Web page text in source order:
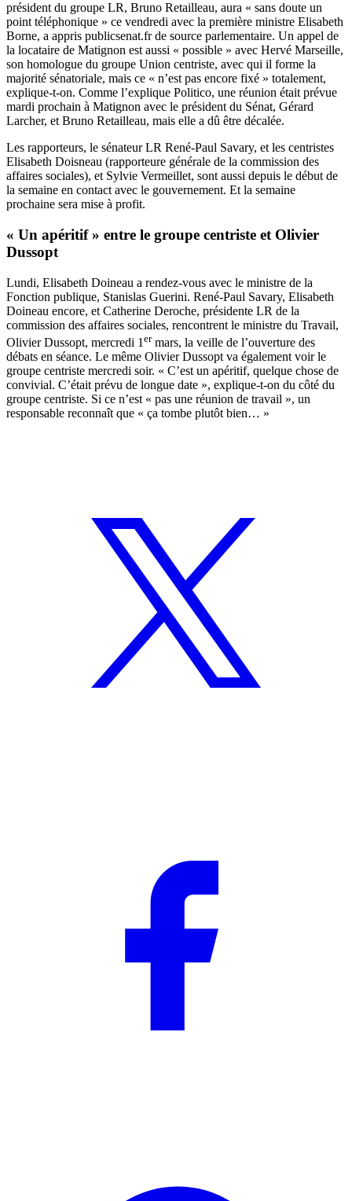
président du groupe LR, Bruno Retailleau, aura « sans doute un
point téléphonique » ce vendredi avec la première ministre Elisabeth
Borne, a appris publicsenat.fr de source parlementaire. Un appel de
la locataire de Matignon est aussi « possible » avec Hervé Marseille,
son homologue du groupe Union centriste, avec qui il forme la
majorité sénatoriale, mais ce « n’est pas encore fixé » totalement,
explique-t-on. Comme l’explique Politico, une réunion était prévue
mardi prochain à Matignon avec le président du Sénat, Gérard
Larcher, et Bruno Retailleau, mais elle a dû être décalée.
Les rapporteurs, le sénateur LR René-Paul Savary, et les centristes
Elisabeth Doisneau (rapporteure générale de la commission des
affaires sociales), et Sylvie Vermeillet, sont aussi depuis le début de
la semaine en contact avec le gouvernement. Et la semaine
prochaine sera mise à profit.
« Un apéritif » entre le groupe centriste et Olivier
Dussopt
Lundi, Elisabeth Doineau a rendez-vous avec le ministre de la
Fonction publique, Stanislas Guerini. René-Paul Savary, Elisabeth
Doineau encore, et Catherine Deroche, présidente LR de la
commission des affaires sociales, rencontrent le ministre du Travail,
Olivier Dussopt, mercredi 1 ermars, la veille de l’ouverture des
débats en séance. Le même Olivier Dussopt va également voir le
groupe centriste mercredi soir. « C’est un apéritif, quelque chose de
convivial. C’était prévu de longue date », explique-t-on du côté du
groupe centriste. Si ce n’est « pas une réunion de travail », un
responsable reconnaît que « ça tombe plutôt bien… »